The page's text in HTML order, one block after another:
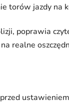
torów jazdy na
poprawia
realne